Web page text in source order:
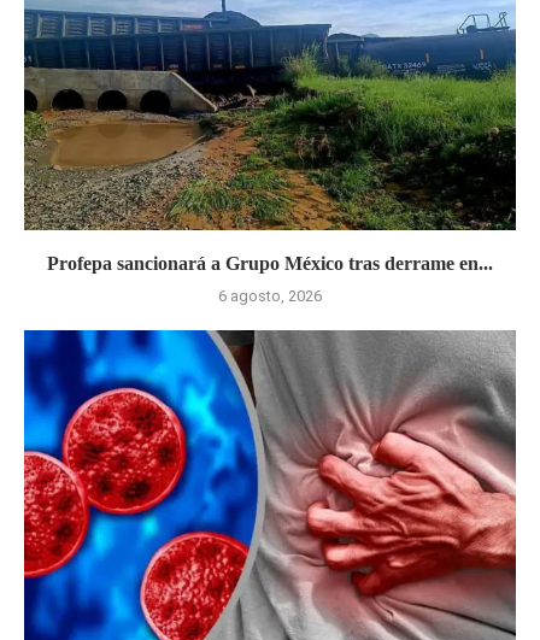
Profepa sancionará a Grupo México tras derrame en...
6 agosto, 2026